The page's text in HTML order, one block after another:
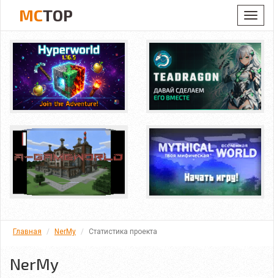
MCTOP
Главная NerMy Статистика проекта
NerMy